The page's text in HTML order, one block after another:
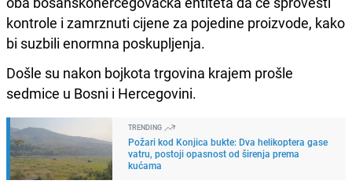
kontrole i zamrznuti cijene za pojedine proizvode, kako
bi suzbili enormna poskupljenja.
Došle su nakon bojkota trgovina krajem prošle
sedmice u Bosni i Hercegovini.
TRENDING
Požari kod Konjica bukte: Dva helikoptera gase
vatru, postoji opasnost od širenja prema
kućama